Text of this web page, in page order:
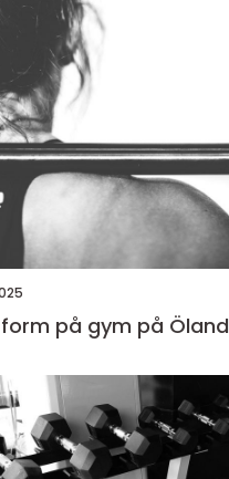
form på gym på Öland